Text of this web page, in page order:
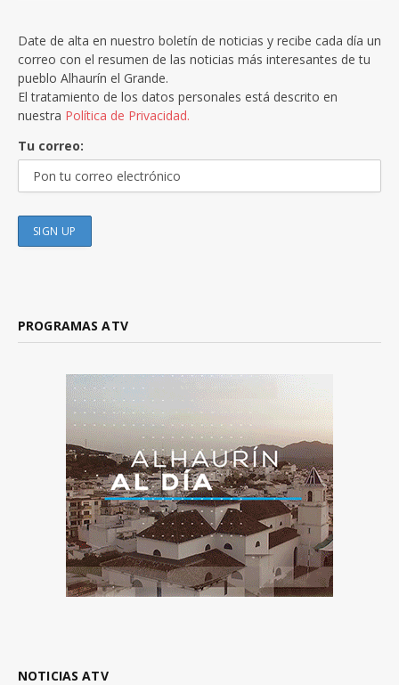
Date de alta en nuestro boletín de noticias y recibe cada día un
correo con el resumen de las noticias más interesantes de tu
pueblo Alhaurín el Grande.
El tratamiento de los datos personales está descrito en
nuestra Política de Privacidad.
Tu correo:
PROGRAMAS ATV
NOTICIAS ATV